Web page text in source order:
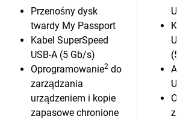
Przenośny dysk
twardy My Passport
Kabel SuperSpeed
USB-A (5 Gb/s)
Oprogramowanie2 do
zarządzania
urządzeniem i kopie
zapasowe chronione